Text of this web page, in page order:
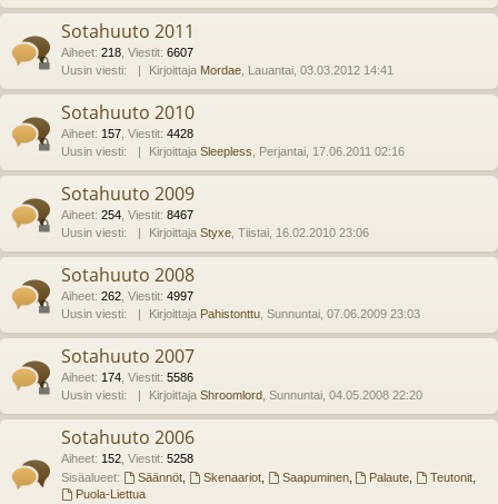
Sotahuuto 2011
Aiheet: 218 Viestit: 6607
Uusin viesti:
Kirjoittaja Mordae , Lauantai, 03.03.2012 14:41
Sotahuuto 2010
Aiheet: 157 Viestit: 4428
Uusin viesti:
Kirjoittaja Sleepless , Perjantai, 17.06.2011 02:16
Sotahuuto 2009
Aiheet: 254 Viestit: 8467
Uusin viesti:
Kirjoittaja Styxe , Tiistai, 16.02.2010 23:06
Sotahuuto 2008
Aiheet: 262 Viestit: 4997
Uusin viesti:
Kirjoittaja Pahistonttu , Sunnuntai, 07.06.2009 23:03
Sotahuuto 2007
Aiheet: 174 Viestit: 5586
Uusin viesti:
Kirjoittaja Shroomlord , Sunnuntai, 04.05.2008 22:20
Sotahuuto 2006
Aiheet: 152 Viestit: 5258
Sisäalueet:
Säännöt, Skenaariot, Saapuminen, Palaute Teutonit
Puola-Liettua